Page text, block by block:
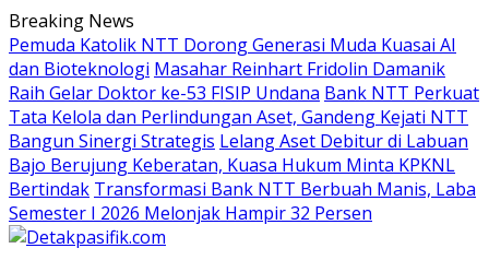
Langsung
ke
konten
Breaking News
Pemuda Katolik NTT Dorong Generasi Muda Kuasai AI
dan Bioteknologi Masahar Reinhart Fridolin Damanik
Raih Gelar Doktor ke-53 FISIP Undana Bank NTT Perkuat
Tata Kelola dan Perlindungan Aset, Gandeng Kejati NTT
Bangun Sinergi Strategis Lelang Aset Debitur di Labuan
Bajo Berujung Keberatan, Kuasa Hukum Minta KPKNL
Bertindak Transformasi Bank NTT Berbuah Manis, Laba
Semester I 2026 Melonjak Hampir 32 Persen